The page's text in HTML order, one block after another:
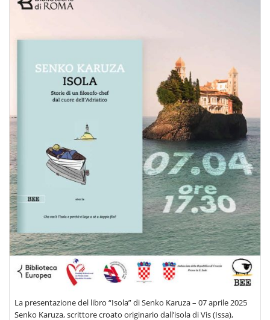
La presentazione del libro “Isola” di Senko Karuza – 07 aprile 2025
Senko Karuza, scrittore croato originario dall’isola di Vis (Issa),